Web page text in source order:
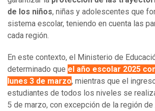
de los niños, niñas y adolescentes que
sistema escolar, teniendo en cuenta las
cada región.
En este contexto, el Ministerio de
determinado que el año escolar 2025
lunes 3 de marzo, mientras que el
estudiantes de todos los niveles se
5 de marzo, con excepción de la región de